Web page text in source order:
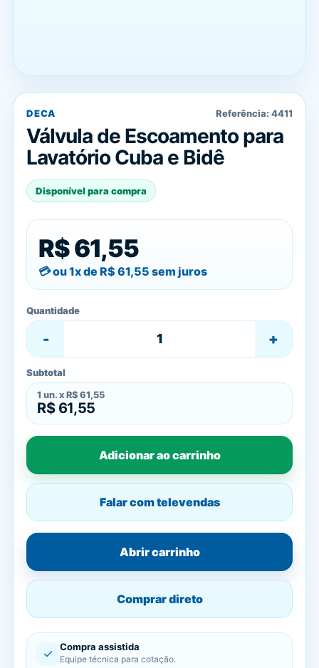
DECA Referência: 4411
Válvula de Escoamento para
Lavatório Cuba e Bidê
Disponível para compra
R$ 61,55
ou 1x de R$ 61,55 sem juros
Quantidade
- +
Subtotal
1 un. x R$ 61,55
R$ 61,55
Adicionar ao carrinho
Falar com televendas
Abrir carrinho
Comprar direto
✓ Compra assistida
Equipe técnica para cotação.